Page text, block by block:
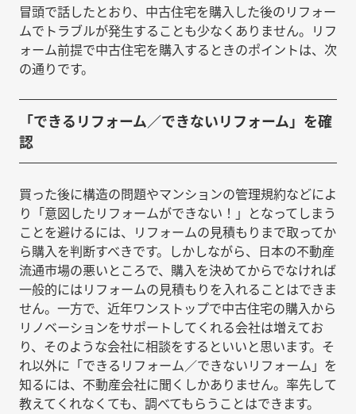
冒頭で話したとおり、中古住宅を購入した後のリフォー
ムでトラブルが発生することも少なくありません。リフ
ォーム前提で中古住宅を購入するときのポイントは、次
の通りです。
「できるリフォーム／できないリフォーム」を確
認
買った後に構造の問題やマンションの管理規約などによ
り「意図したリフォームができない！」となってしまう
ことを避けるには、リフォームの見積もりまで取ってか
ら購入を判断すべきです。しかしながら、日本の不動産
流通市場の悪いところで、購入を決めてからでなければ
一般的にはリフォームの見積もりを入れることはできま
せん。一方で、近年ワンストップで中古住宅の購入から
リノベーションをサポートしてくれる会社は増えてお
り、そのような会社に相談をするといいと思います。そ
れ以外に「できるリフォーム／できないリフォーム」を
知るには、不動産会社に聞くしかありません。率先して
教えてくれなくても、調べてもらうことはできます。